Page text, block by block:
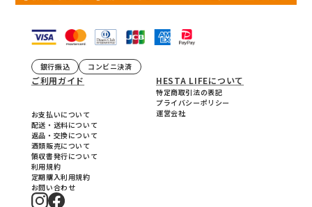
銀行振込 コンビニ決済
ご利用ガイド
お支払いについて
配送・送料について
返品・交換について
酒類販売について
領収書発行について
利用規約
定期購入利用規約
お問い合わせ
HESTA LIFEについて
特定商取引法の表記
プライバシーポリシー
運営会社